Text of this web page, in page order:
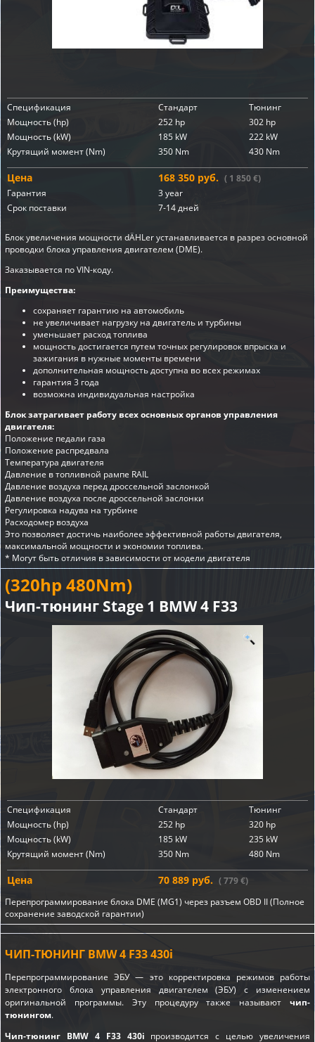
Спецификация Стандарт
Тюнинг
Мощность (hp)
252 hp
302 hp
Мощность (kW)
185 kW
222 kW
Крутящий момент (Nm)
350 Nm 430 Nm
Цена 168 350 руб. ( 1 850 €)
Гарантия
3 year
Срок поставки
7-14 дней
Блок увеличения мощности dÄHLer устанавливается в разрез основной
проводки блока управления двигателем (DME).
Заказывается по VIN-коду.
Преимущества:
сохраняет гарантию на автомобиль
не увеличивает нагрузку на двигатель и турбины
уменьшает расход топлива
мощность достигается путем точных регулировок впрыска и
зажигания в нужные моменты времени
дополнительная мощность доступна во всех режимах
гарантия 3 года
возможна индивидуальная настройка
Блок затрагивает работу всех основных органов управления
двигателя:
Положение педали газа
Положение распредвала
Температура двигателя
Давление в топливной рампе RAIL
Давление воздуха перед дроссельной заслонкой
Давление воздуха после дроссельной заслонки
Регулировка надува на турбине
Расходомер воздуха
Это позволяет достичь наиболее эффективной работы двигателя,
максимальной мощности и экономии топлива.
* Могут быть отличия в зависимости от модели двигателя
(320hp 480Nm)
Чип-тюнинг Stage 1 BMW 4 F33
Спецификация Стандарт
Тюнинг
Мощность (hp)
252 hp
320 hp
Мощность (kW)
185 kW
235 kW
Крутящий момент (Nm)
350 Nm 480 Nm
Цена 70 889 руб. ( 779 €)
Перепрограммирование блока DME (MG1) через разъем OBD II (Полное
сохранение заводской гарантии)
ЧИП-ТЮНИНГ BMW 4 F33 430i
Перепрограммирование ЭБУ — это корректировка режимов работы
электронного блока управления двигателем (ЭБУ) с изменением
оригинальной программы. Эту процедуру также называют чип-
тюнингом.
Чип-тюнинг BMW 4 F33 430i производится с целью увеличения